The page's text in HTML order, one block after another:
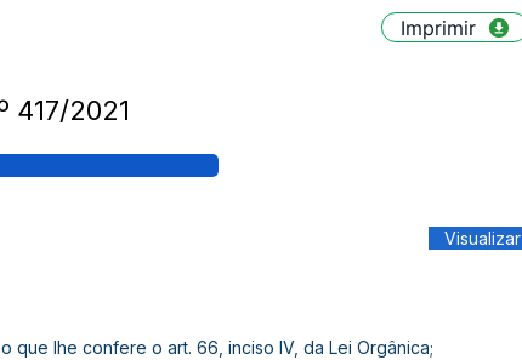
Imprimir
417/2021
Visualizar
que lhe confere o art. 66, inciso IV, da Lei Orgânica;